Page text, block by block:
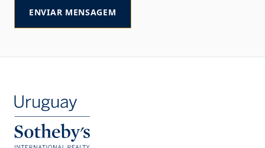
ENVIAR MENSAGEM